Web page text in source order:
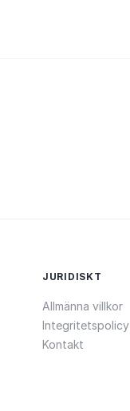
JURIDISKT
Allmänna villkor
Integritetspolicy
Kontakt